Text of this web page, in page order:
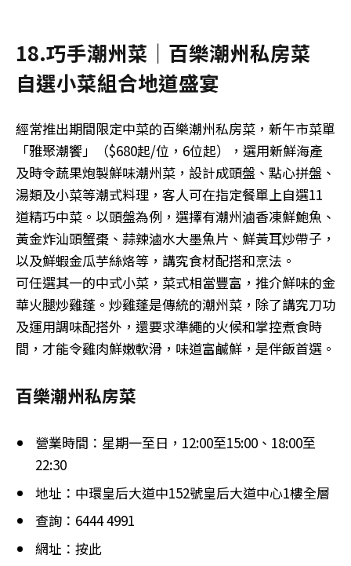
18.巧手潮州菜｜百樂潮州私房菜
自選小菜組合地道盛宴
經常推出期間限定中菜的百樂潮州私房菜，新午市菜單
「雅聚潮饗」（$680起/位，6位起），選用新鮮海產
及時令蔬果炮製鮮味潮州菜，設計成頭盤、點心拼盤、
湯類及小菜等潮式料理，客人可在指定餐單上自選11
道精巧中菜。以頭盤為例，選擇有潮州滷香凍鮮鮑魚、
黃金炸汕頭蟹棗、蒜辣滷水大墨魚片、鮮黃耳炒帶子，
以及鮮蝦金瓜芋絲烙等，講究食材配搭和烹法。
可任選其一的中式小菜，菜式相當豐富，推介鮮味的金
華火腿炒雞蓬。炒雞蓬是傳統的潮州菜，除了講究刀功
及運用調味配搭外，還要求準繩的火候和掌控煮食時
間，才能令雞肉鮮嫩軟滑，味道富鹹鮮，是伴飯首選。
百樂潮州私房菜
營業時間：星期一至日，12:00至15:00、18:00至
22:30
地址：中環皇后大道中152號皇后大道中心1樓全層
查詢：6444 4991
網址：按此